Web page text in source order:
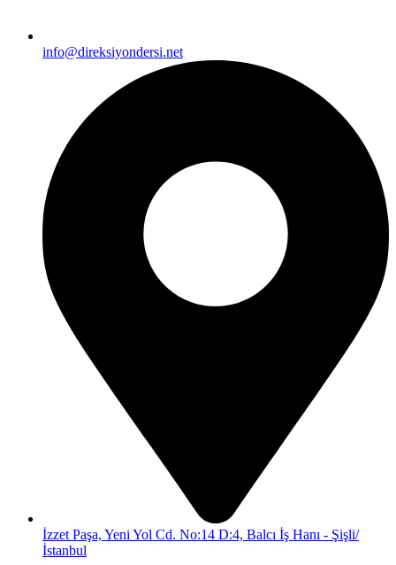
info@direksiyondersi.net
İzzet Paşa, Yeni Yol Cd. No:14 D:4, Balcı İş Hanı - Şişli/
İstanbul